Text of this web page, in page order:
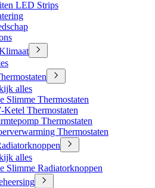
LED Strips
alles
Slimme Thermostaten
Ketel Thermostaten
Thermostaten
Thermostaten
alles
Slimme Radiatorknoppen